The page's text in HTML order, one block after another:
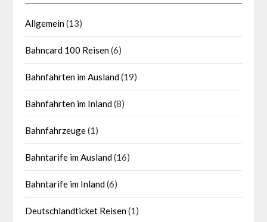
Allgemein(13)
Bahncard 100 Reisen(6)
Bahnfahrten im Ausland(19)
Bahnfahrten im Inland(8)
Bahnfahrzeuge(1)
Bahntarife im Ausland(16)
Bahntarife im Inland(6)
Deutschlandticket Reisen(1)